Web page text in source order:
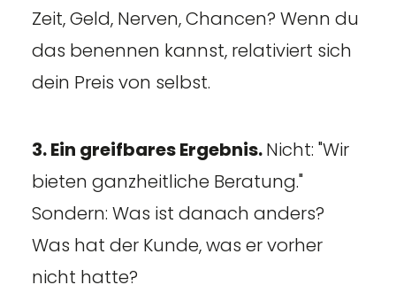
Zeit, Geld, Nerven, Chancen? Wenn du
das benennen kannst, relativiert sich
dein Preis von selbst.
3. Ein greifbares Ergebnis.Nicht: "Wir
bieten ganzheitliche Beratung."
Sondern: Was ist danach anders?
Was hat der Kunde, was er vorher
nicht hatte?